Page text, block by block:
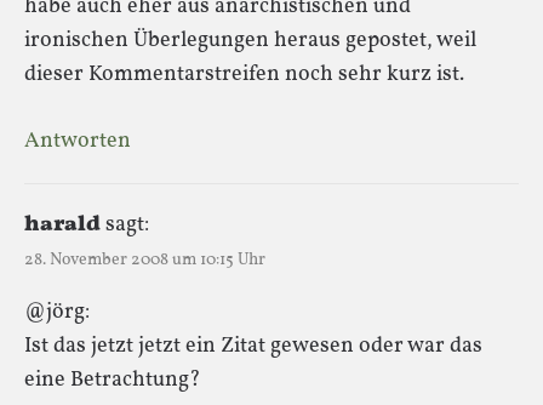
habe auch eher aus anarchistischen und
ironischen Überlegungen heraus gepostet, weil
dieser Kommentarstreifen noch sehr kurz ist.
Antworten
haraldsagt:
28. November 2008 um 10:15 Uhr
@jörg:
Ist das jetzt jetzt ein Zitat gewesen oder war das
eine Betrachtung?